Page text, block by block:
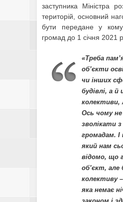
заступника Міністра
територій, основний
бути передане у
громад до 1 січня 2021
«Треба
об’єкти
чи інших
будівлі, а й
колективи,
Ось чому
зволікати
громадам.
який нам
відомо, що
об’єкт, але
колективу
яка немає